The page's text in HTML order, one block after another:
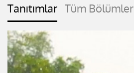
Tanıtımlar Tüm Bölümler